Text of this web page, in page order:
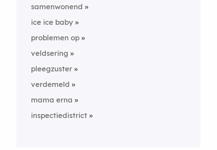
samenwonend
ice ice baby
problemen op
veldsering
pleegzuster
verdemeld
mama erna
inspectiedistrict